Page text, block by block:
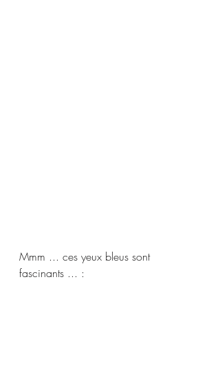
Mmm ... ces yeux bleus sont
fascinants ... :